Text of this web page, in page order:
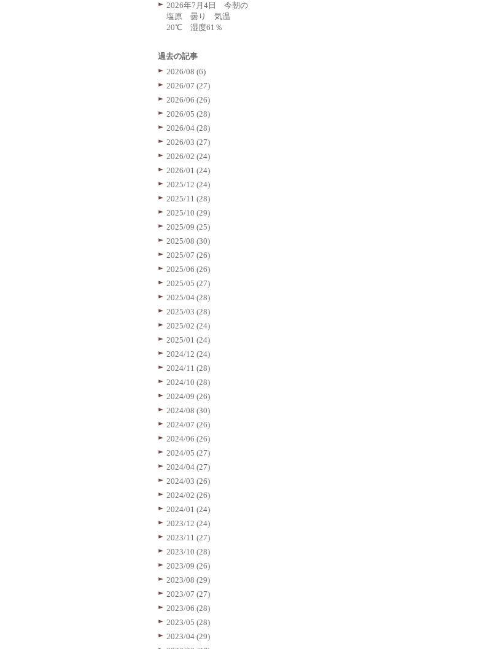
2026年7月4日 今朝の
塩原 曇り 気温
20℃ 湿度61％
過去の記事
2026/08 (6)
2026/07 (27)
2026/06 (26)
2026/05 (28)
2026/04 (28)
2026/03 (27)
2026/02 (24)
2026/01 (24)
2025/12 (24)
2025/11 (28)
2025/10 (29)
2025/09 (25)
2025/08 (30)
2025/07 (26)
2025/06 (26)
2025/05 (27)
2025/04 (28)
2025/03 (28)
2025/02 (24)
2025/01 (24)
2024/12 (24)
2024/11 (28)
2024/10 (28)
2024/09 (26)
2024/08 (30)
2024/07 (26)
2024/06 (26)
2024/05 (27)
2024/04 (27)
2024/03 (26)
2024/02 (26)
2024/01 (24)
2023/12 (24)
2023/11 (27)
2023/10 (28)
2023/09 (26)
2023/08 (29)
2023/07 (27)
2023/06 (28)
2023/05 (28)
2023/04 (29)